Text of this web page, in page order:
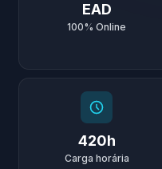
EAD
100% Online
420h
Carga horária